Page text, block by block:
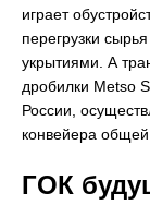
играет
перегрузки
укрытиями. А
дробилки Metso
России,
конвейера
ГОК